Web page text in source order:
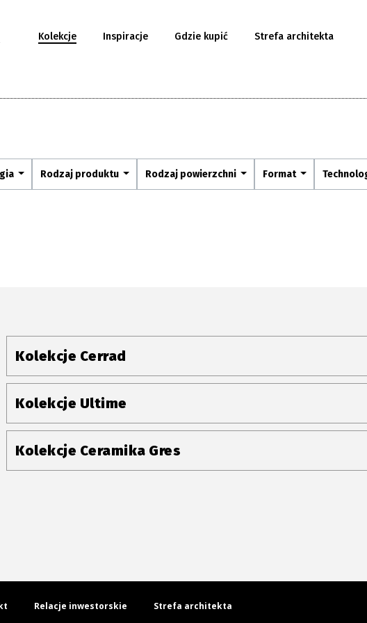
Kolekcje Inspiracje Gdzie kupić Strefa architekta
Rodzaj produktu Rodzaj powierzchni Format
Kolekcje Cerrad
Kolekcje Ultime
Kolekcje Ceramika Gres
Relacje inwestorskie
Strefa architekta